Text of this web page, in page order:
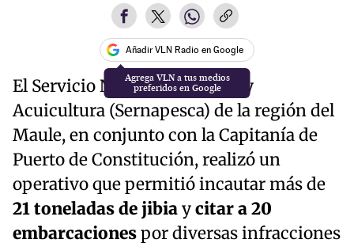
Añadir VLN Radio en Google
El Servicio Nacional de Pesca y
Acuicultura (Sernapesca) de la región del
Maule, en conjunto con la Capitanía de
Puerto de Constitución, realizó un
operativo que permitió incautar más de
21 toneladas de jibiaycitar a 20
embarcacionespor diversas infracciones